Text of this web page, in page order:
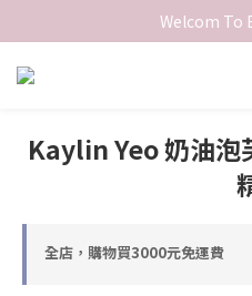
Welcom To
Kaylin Yeo 奶油泡
全店，購物買3000元免運費